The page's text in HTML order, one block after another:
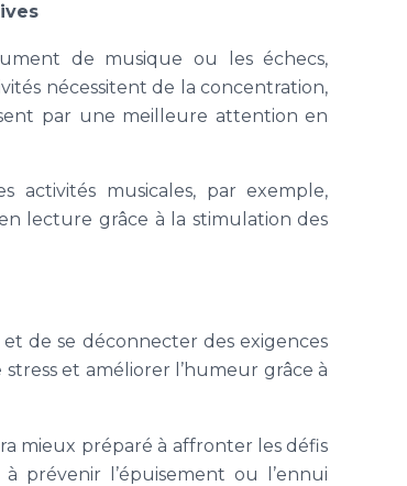
de musique ou les échecs,
nécessitent de la concentration,
par une meilleure attention en
musicales, par exemple,
lecture grâce à la stimulation des
de se déconnecter des exigences
et améliorer l’humeur grâce à
mieux préparé à affronter les défis
prévenir l’épuisement ou l’ennui